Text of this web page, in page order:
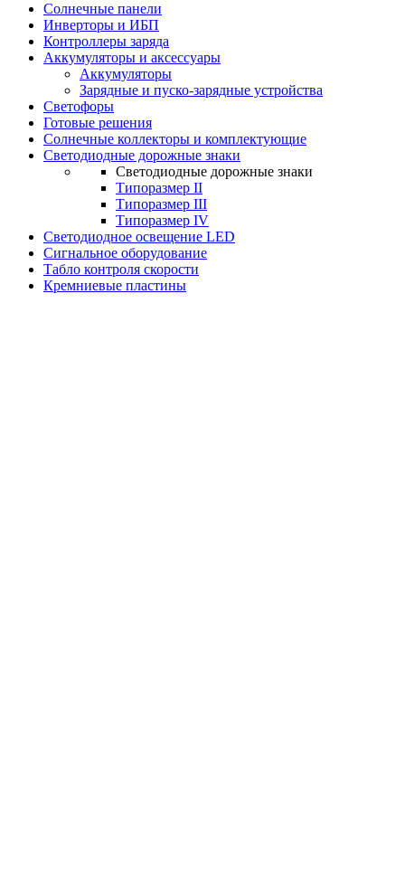
Солнечные панели
Инверторы и ИБП
Контроллеры заряда
Аккумуляторы и аксессуары
Аккумуляторы
Зарядные и пуско-зарядные устройства
Светофоры
Готовые решения
Солнечные коллекторы и комплектующие
Светодиодные дорожные знаки
Светодиодные дорожные знаки
Типоразмер II
Типоразмер III
Типоразмер IV
Светодиодное освещение LED
Сигнальное оборудование
Табло контроля скорости
Кремниевые пластины